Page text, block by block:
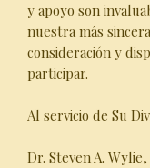
y apoyo son
nuestra más
consideración y
participar.
Al servicio de Su
Dr. Steven A.